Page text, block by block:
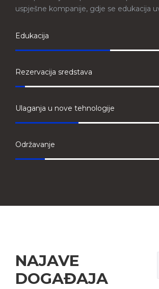
uspješne kompanije, gdje se edukacija
Edukacija
Rezervacija sredstava
Ulaganja u nove tehnologije
Održavanje
NAJAVE
DOGAĐAJA